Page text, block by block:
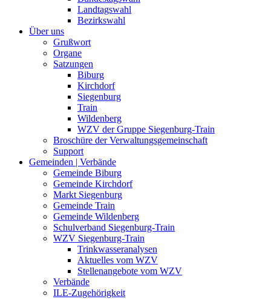
Landtagswahl
Bezirkswahl
Über uns
Grußwort
Organe
Satzungen
Biburg
Kirchdorf
Siegenburg
Train
Wildenberg
WZV der Gruppe Siegenburg-Train
Broschüre der Verwaltungsgemeinschaft
Support
Gemeinden | Verbände
Gemeinde Biburg
Gemeinde Kirchdorf
Markt Siegenburg
Gemeinde Train
Gemeinde Wildenberg
Schulverband Siegenburg-Train
WZV Siegenburg-Train
Trinkwasseranalysen
Aktuelles vom WZV
Stellenangebote vom WZV
Verbände
ILE-Zugehörigkeit